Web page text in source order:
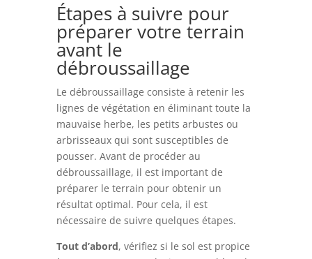
Étapes à suivre pour
préparer votre terrain
avant le
débroussaillage
Le débroussaillage consiste à retenir les
lignes de végétation en éliminant toute la
mauvaise herbe, les petits arbustes ou
arbrisseaux qui sont susceptibles de
pousser. Avant de procéder au
débroussaillage, il est important de
préparer le terrain pour obtenir un
résultat optimal. Pour cela, il est
nécessaire de suivre quelques étapes.
Tout d’abord, vérifiez si le sol est propice